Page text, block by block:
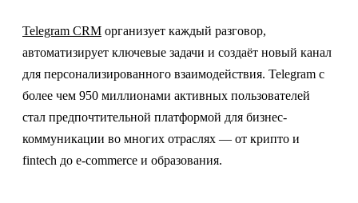
Telegram CRM организует каждый разговор,
автоматизирует ключевые задачи и создаёт новый канал
для персонализированного взаимодействия. Telegram с
более чем 950 миллионами активных пользователей
стал предпочтительной платформой для бизнес-
коммуникации во многих отраслях — от крипто и
fintech до e-commerce и образования.